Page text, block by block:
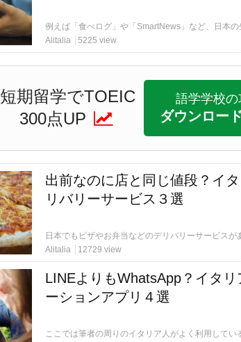
Alitalia
5225 view
短期留学でTOEIC
300点UP
語学学校の
ダウンロー
出前なのに店と同じ値段？イ
リバリーサービス３選
Alitalia
12729 view
LINEよりもWhatsApp？イタ
ーションアプリ４選